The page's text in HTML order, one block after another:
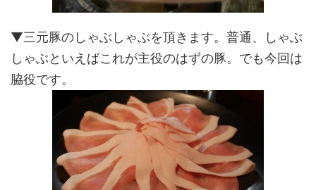
▼三元豚のしゃぶしゃぶを頂きます。普通、しゃぶ
しゃぶといえばこれが主役のはずの豚。でも今回は
脇役です。